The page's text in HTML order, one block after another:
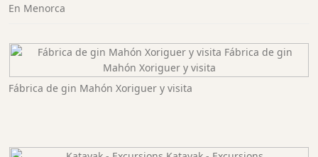
En Menorca
Fábrica de gin Mahón Xoriguer y visita